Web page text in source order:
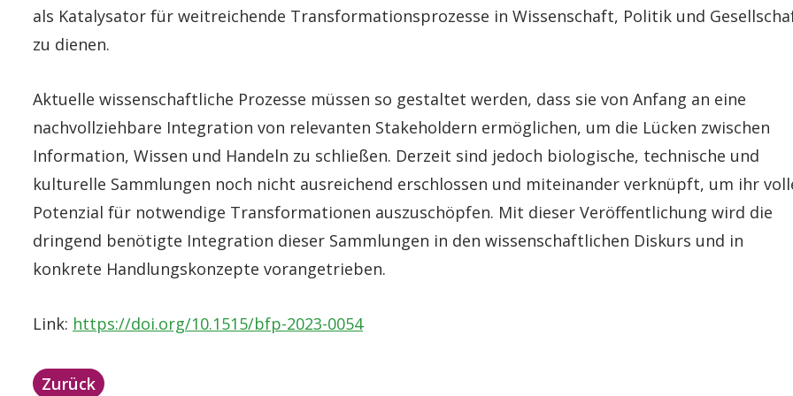
als Katalysator für weitreichende Transformationsprozesse in Wissenschaft, Politik und
zu dienen.
Aktuelle wissenschaftliche Prozesse müssen so gestaltet werden, dass sie von Anfang an eine
nachvollziehbare Integration von relevanten Stakeholdern ermöglichen, um die Lücken zwischen
Information, Wissen und Handeln zu schließen. Derzeit sind jedoch biologische, technische und
kulturelle Sammlungen noch nicht ausreichend erschlossen und miteinander verknüpft, um ihr
Potenzial für notwendige Transformationen auszuschöpfen. Mit dieser Veröffentlichung wird die
dringend benötigte Integration dieser Sammlungen in den wissenschaftlichen Diskurs und in
konkrete Handlungskonzepte vorangetrieben.
Link: https://doi.org/10.1515/bfp-2023-0054
Zurück